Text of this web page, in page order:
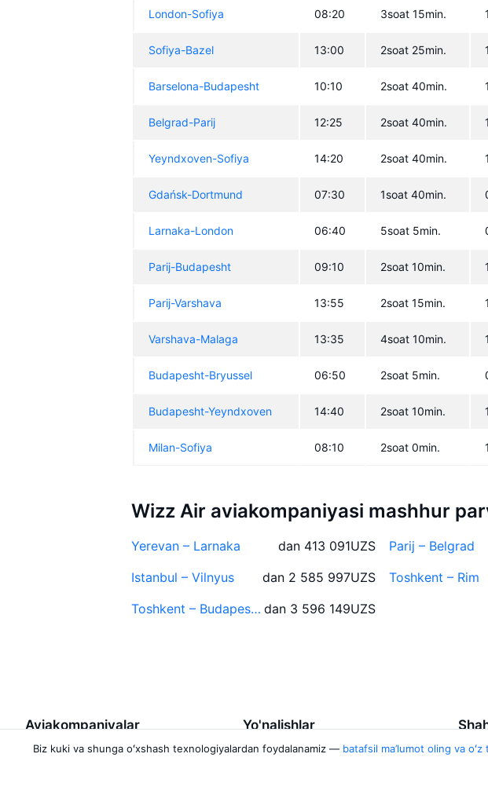
London-Sofiya 08:20 3soat 15min.
Sofiya-Bazel 13:00 2soat 25min.
Barselona-Budapesht 10:10 2soat 40min.
Belgrad-Parij 12:25 2soat 40min.
Yeyndxoven-Sofiya 14:20 2soat 40min.
Gdańsk-Dortmund 07:30 1soat 40min.
Larnaka-London 06:40 5soat 5min.
Parij-Budapesht 09:10 2soat 10min.
Parij-Varshava 13:55 2soat 15min.
Varshava-Malaga 13:35 4soat 10min.
Budapesht-Bryussel 06:50 2soat 5min.
Budapesht-Yeyndxoven 14:40 2soat 10min.
Milan-Sofiya 08:10 2soat 0min.
Wizz Air aviakompaniyasi mashhur
Yerevan – Larnaka dan 413 091UZS Parij – Belgrad
Istanbul – Vilnyus
dan 2 585 997UZS Toshkent – Rim
Toshkent – Budapesht dan 3 596 149UZS
Aviakompaniyalar Yo'nalishlar
Biz kuki va shunga oʻxshash texnologiyalardan foydalanamiz — batafsil ma’lumot oling va